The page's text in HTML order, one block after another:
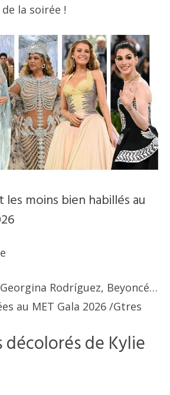
la soirée !
les moins bien habillés au
Rodríguez, Beyoncé…
au MET Gala 2026 /Gtres
décolorés de Kylie